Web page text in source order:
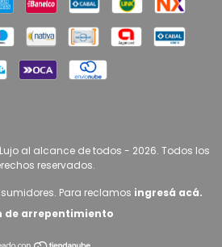
al alcance de todos - 2026. Todos los
reservados.
Para reclamos ingresá acá.
de arrepentimiento